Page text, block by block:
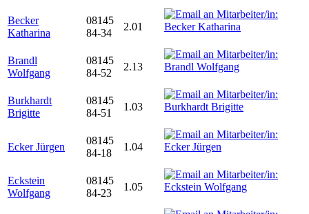
Becker
Katharina
08145
84-34
2.01
Brandl
Wolfgang
08145
84-52
2.13
Burkhardt
Brigitte
08145
84-51
1.03
Ecker Jürgen
08145
84-18
1.04
Eckstein
Wolfgang
08145
84-23
1.05